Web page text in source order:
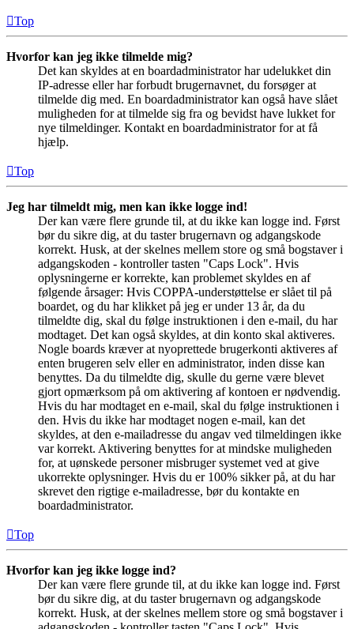
Top
Hvorfor kan jeg ikke tilmelde mig?
Det kan skyldes at en boardadministrator har udelukket din
IP-adresse eller har forbudt brugernavnet, du forsøger at
tilmelde dig med. En boardadministrator kan også have slået
muligheden for at tilmelde sig fra og bevidst have lukket for
nye tilmeldinger. Kontakt en boardadministrator for at få
hjælp.
Top
Jeg har tilmeldt mig, men kan ikke logge ind!
Der kan være flere grunde til, at du ikke kan logge ind. Først
bør du sikre dig, at du taster brugernavn og adgangskode
korrekt. Husk, at der skelnes mellem store og små bogstaver i
adgangskoden - kontroller tasten "Caps Lock". Hvis
oplysningerne er korrekte, kan problemet skyldes en af
følgende årsager: Hvis COPPA-understøttelse er slået til på
boardet, og du har klikket på jeg er under 13 år, da du
tilmeldte dig, skal du følge instruktionen i den e-mail, du har
modtaget. Det kan også skyldes, at din konto skal aktiveres.
Nogle boards kræver at nyoprettede brugerkonti aktiveres af
enten brugeren selv eller en administrator, inden disse kan
benyttes. Da du tilmeldte dig, skulle du gerne være blevet
gjort opmærksom på om aktivering af kontoen er nødvendig.
Hvis du har modtaget en e-mail, skal du følge instruktionen i
den. Hvis du ikke har modtaget nogen e-mail, kan det
skyldes, at den e-mailadresse du angav ved tilmeldingen ikke
var korrekt. Aktivering benyttes for at mindske muligheden
for, at uønskede personer misbruger systemet ved at give
ukorrekte oplysninger. Hvis du er 100% sikker på, at du har
skrevet den rigtige e-mailadresse, bør du kontakte en
boardadministrator.
Top
Hvorfor kan jeg ikke logge ind?
Der kan være flere grunde til, at du ikke kan logge ind. Først
bør du sikre dig, at du taster brugernavn og adgangskode
korrekt. Husk, at der skelnes mellem store og små bogstaver i